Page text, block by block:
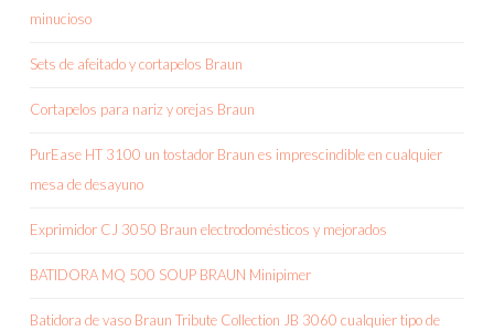
minucioso
Sets de afeitado y cortapelos Braun
Cortapelos para nariz y orejas Braun
PurEase HT 3100 un tostador Braun es imprescindible en cualquier
mesa de desayuno
Exprimidor CJ 3050 Braun electrodomésticos y mejorados
BATIDORA MQ 500 SOUP BRAUN Minipimer
Batidora de vaso Braun Tribute Collection JB 3060 cualquier tipo de